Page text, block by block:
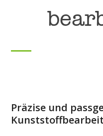
Präzise und